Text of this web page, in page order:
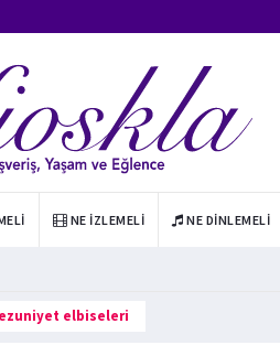
NE İZLEMELI NE DINLEMELI
elbiseleri